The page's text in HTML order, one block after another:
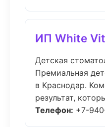
ИП White
Детская
Премиальная
в Краснодар.
результат,
Телефон: +7-